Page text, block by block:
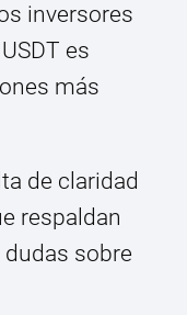
inversores
es
más
de claridad
respaldan
dudas sobre